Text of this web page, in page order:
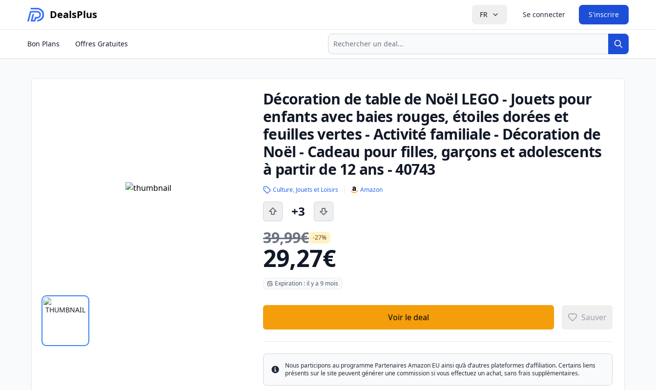
DealsPlus FR Se connecter S'inscrire
Recherche
Recherche
Bon Plans Offres Gratuites
Décoration de table de Noël LEGO - Jouets pour
enfants avec baies rouges, étoiles dorées et
feuilles vertes - Activité familiale - Décoration de
Noël - Cadeau pour filles, garçons et adolescents
à partir de 12 ans - 40743
Culture, Jouets et Loisirs Amazon
+3
39,99€ -27%
29,27€
Expiration : il y a 9 mois
Voir le deal Sauver
Info
Nous participons au programme Partenaires Amazon EU ainsi qu’à d’autres plateformes d’affiliation. Certains liens
présents sur le site peuvent générer une commission si vous effectuez un achat, sans frais supplémentaires.